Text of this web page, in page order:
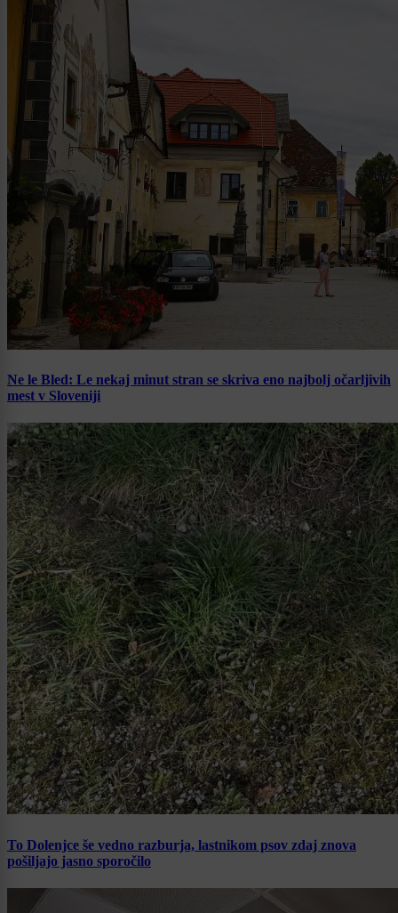
Ne le Bled: Le nekaj minut stran se skriva eno najbolj očarljivih
mest v Sloveniji
To Dolenjce še vedno razburja, lastnikom psov zdaj znova
pošiljajo jasno sporočilo